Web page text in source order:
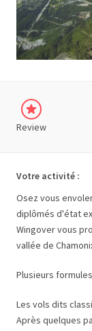
Review
Votre activité :
Osez vous
diplômés d'état
Wingover vous
vallée de
Plusieurs
Les vols dits
Après quelques